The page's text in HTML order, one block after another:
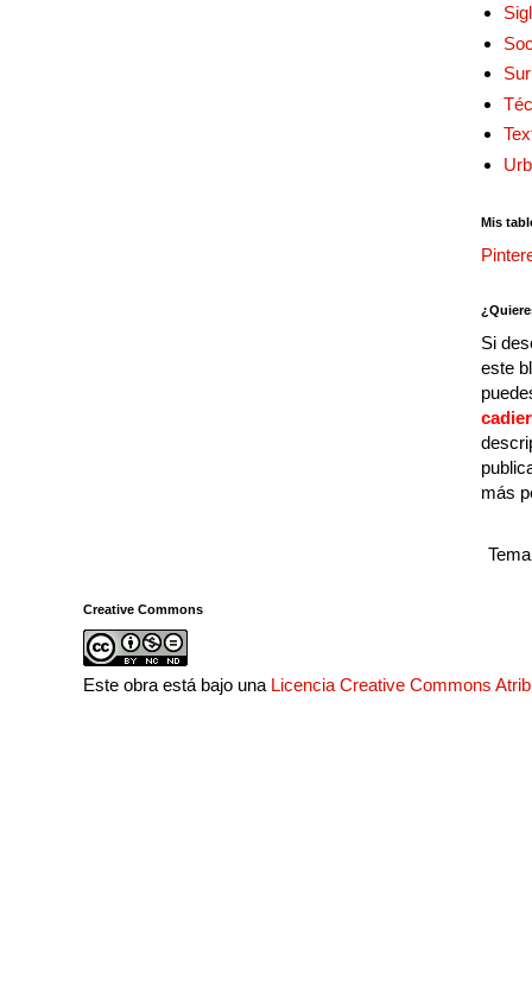
Mis
Si
este
más
Creative Commons
Este obra está bajo una Licencia Creative Commons